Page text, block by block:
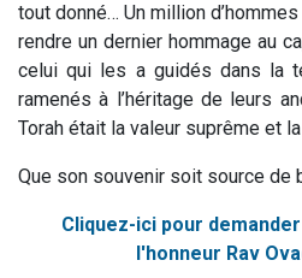
tout donné… Un million
rendre un dernier hommage au
celui qui les a guidés dans la
ramenés à l’héritage de leurs
Torah était la valeur suprême et
Que son souvenir soit source
Cliquez-ici pour
l'honneur Rav